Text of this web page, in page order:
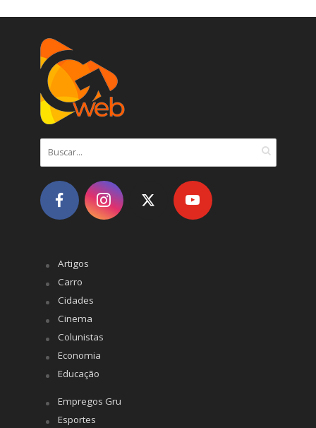
Artigos
Carro
Cidades
Cinema
Colunistas
Economia
Educação
Empregos Gru
Esportes